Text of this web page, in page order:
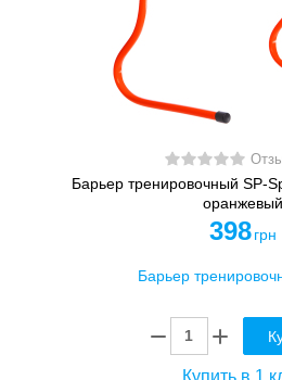
Барьер тренировочный SP-
оранжевый
398 грн
Купить в 1